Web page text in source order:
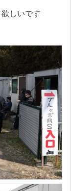
しいです